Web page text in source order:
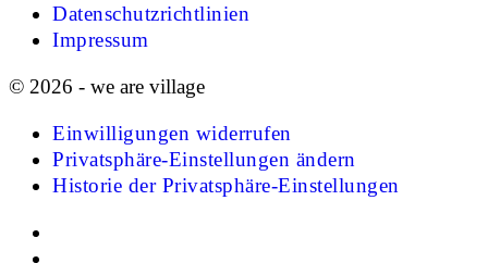
Datenschutzrichtlinien
Impressum
© 2026 - we are village
Einwilligungen widerrufen
Privatsphäre-Einstellungen ändern
Historie der Privatsphäre-Einstellungen